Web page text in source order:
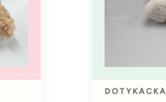
DOTYKACKA